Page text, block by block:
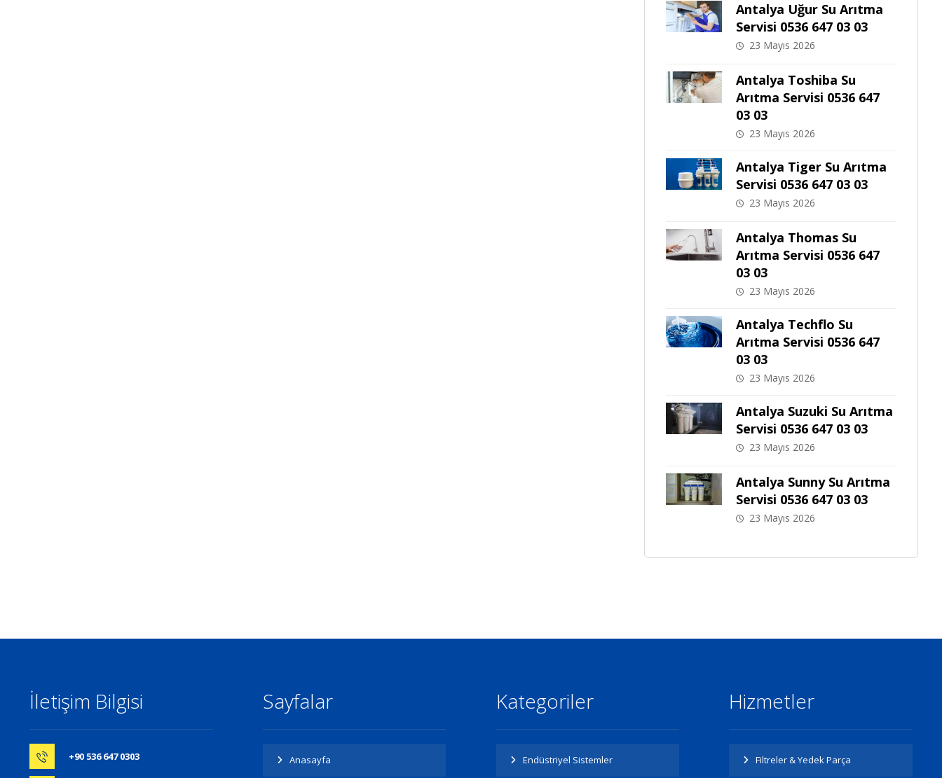
Antalya Uğur Su Arıtma
Servisi 0536 647 03 03
23 Mayıs 2026
Antalya Toshiba Su
Arıtma Servisi 0536 647
03 03
23 Mayıs 2026
Antalya Tiger Su Arıtma
Servisi 0536 647 03 03
23 Mayıs 2026
Antalya Thomas Su
Arıtma Servisi 0536 647
03 03
23 Mayıs 2026
Antalya Techflo Su
Arıtma Servisi 0536 647
03 03
23 Mayıs 2026
Antalya Suzuki Su Arıtma
Servisi 0536 647 03 03
23 Mayıs 2026
Antalya Sunny Su Arıtma
Servisi 0536 647 03 03
23 Mayıs 2026
İletişim Bilgisi
+90 536 647 0303
Sayfalar
Anasayfa
Kategoriler
Endüstriyel Sistemler
Hizmetler
Filtreler & Yedek Parça